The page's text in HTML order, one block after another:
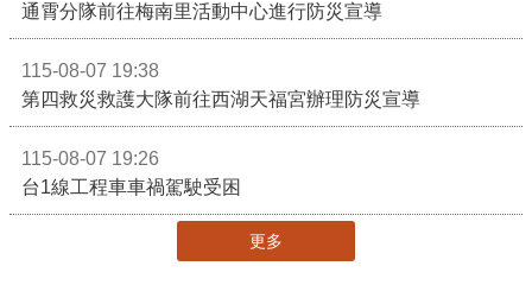
通霄分隊前往梅南里活動中心進行防災宣導
115-08-07 19:38
第四救災救護大隊前往西湖天福宮辦理防災宣導
115-08-07 19:26
台1線工程車車禍駕駛受困
更多